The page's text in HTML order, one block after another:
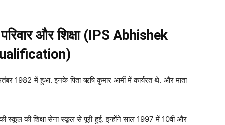
और शिक्षा (IPS Abhishek
1982 में हुआ. इनके पिता ऋषि कुमार आर्मी में कार्यरत थे. और माता
स्कूल की शिक्षा सेना स्कूल से पूरी हुई. इन्होंने साल 1997 में 10वीं और